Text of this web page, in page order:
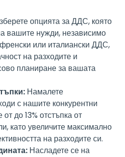
опцията за ДДС, която
вашите нужди, независимо
или италиански ДДС,
на разходите и
планиране за вашата
Намалете
с нашите конкурентни
до 13% отстъпка от
като увеличите максимално
на разходите си.
Насладете се на